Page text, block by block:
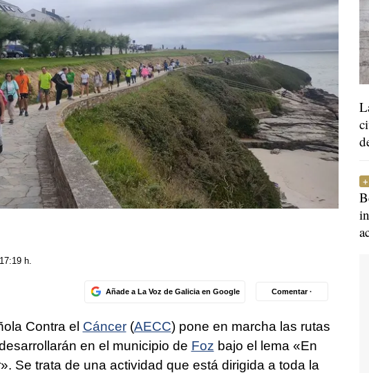
h.
Añade a La Voz de Galicia en Google Comentar ·
Contra el Cáncer(AECC) pone en marcha las rutas
en el municipio de Foz bajo el lema «En
Se trata de una actividad que está dirigida a toda la